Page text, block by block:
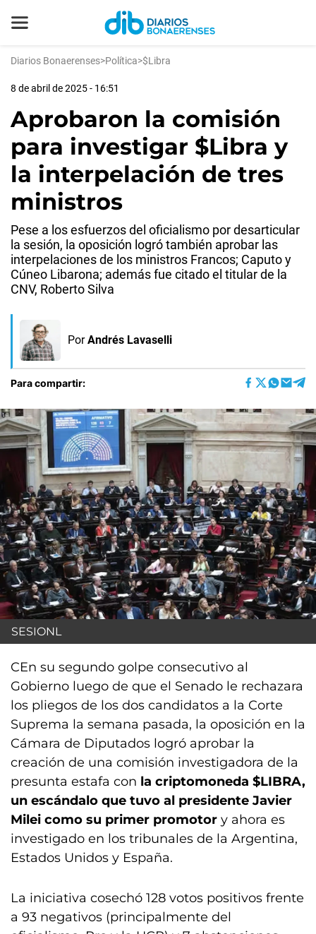
Diarios Bonaerenses>Política>$Libra
8 de abril de 2025 - 16:51
Aprobaron la comisión
para investigar $Libra y
la interpelación de tres
ministros
Pese a los esfuerzos del oficialismo por desarticular
la sesión, la oposición logró también aprobar las
interpelaciones de los ministros Francos; Caputo y
Cúneo Libarona; además fue citado el titular de la
CNV, Roberto Silva
Por Andrés Lavaselli
Para compartir:
SESIONL
CEn su segundo golpe consecutivo al
Gobierno luego de que el Senado le rechazara
los pliegos de los dos candidatos a la Corte
Suprema la semana pasada, la oposición en la
Cámara de Diputados logró aprobar la
creación de una comisión investigadora de la
presunta estafa con la criptomoneda $LIBRA,
un escándalo que tuvo al presidente Javier
Milei como su primer promotor y ahora es
investigado en los tribunales de la Argentina,
Estados Unidos y España.
La iniciativa cosechó 128 votos positivos frente
a 93 negativos (principalmente del